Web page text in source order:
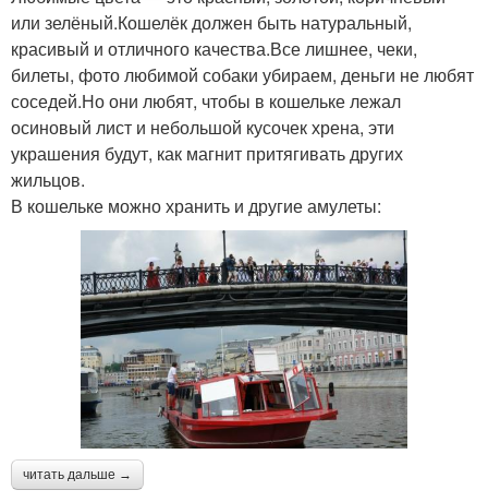
или зелёный.Кошелёк должен быть натуральный,
красивый и отличного качества.Все лишнее, чеки,
билеты, фото любимой собаки убираем, деньги не любят
соседей.Но они любят, чтобы в кошельке лежал
осиновый лист и небольшой кусочек хрена, эти
украшения будут, как магнит притягивать других
жильцов.
В кошельке можно хранить и другие амулеты:
читать дальше →